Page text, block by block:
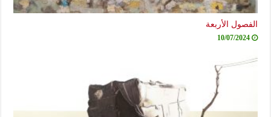
الفصول الأربعة
10/07/2024